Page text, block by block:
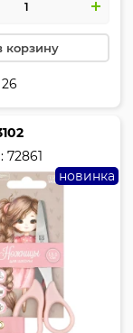
корзину
26
72861
новинка